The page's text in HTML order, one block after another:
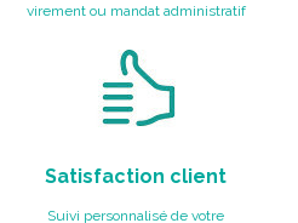
virement ou mandat administratif
Satisfaction client
Suivi personnalisé de votre